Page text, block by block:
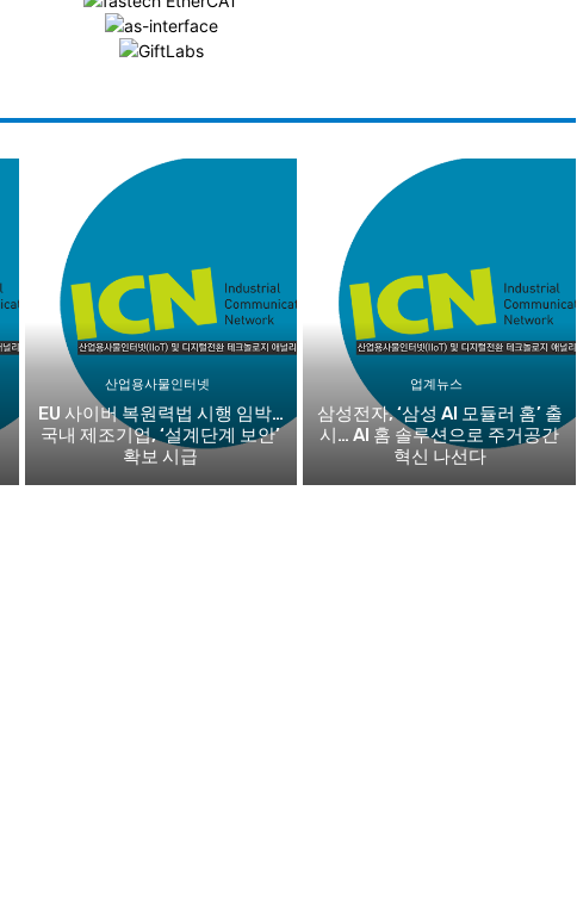
산업용사물인터넷
EU 사이버 복원력법 시행 임박…
국내 제조기업, ‘설계단계 보안’
확보 시급
업계뉴스
삼성전자, ‘삼성 AI 모듈러 홈’ 출
시… AI 홈 솔루션으로 주거공간
혁신 나선다